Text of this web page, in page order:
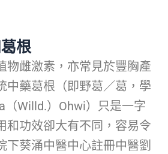
根
物雌激素，亦常見於豐胸產
中藥葛根（即野葛／葛，學
（Willd.）Ohwi）只是一字
和功效卻大有不同，容易令
下葵涌中醫中心註冊中醫劉